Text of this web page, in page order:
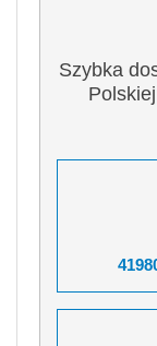
Szybka